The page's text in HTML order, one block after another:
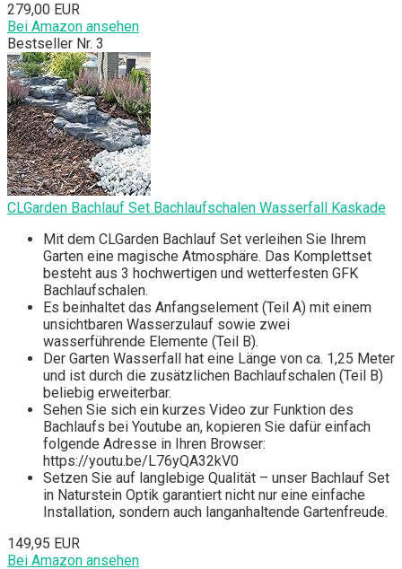
279,00 EUR
Bei Amazon ansehen
Bestseller Nr. 3
CLGarden Bachlauf Set Bachlaufschalen Wasserfall Kaskade
Mit dem CLGarden Bachlauf Set verleihen Sie Ihrem
Garten eine magische Atmosphäre. Das Komplettset
besteht aus 3 hochwertigen und wetterfesten GFK
Bachlaufschalen.
Es beinhaltet das Anfangselement (Teil A) mit einem
unsichtbaren Wasserzulauf sowie zwei
wasserführende Elemente (Teil B).
Der Garten Wasserfall hat eine Länge von ca. 1,25 Meter
und ist durch die zusätzlichen Bachlaufschalen (Teil B)
beliebig erweiterbar.
Sehen Sie sich ein kurzes Video zur Funktion des
Bachlaufs bei Youtube an, kopieren Sie dafür einfach
folgende Adresse in Ihren Browser:
https://youtu.be/L76yQA32kV0
Setzen Sie auf langlebige Qualität – unser Bachlauf Set
in Naturstein Optik garantiert nicht nur eine einfache
Installation, sondern auch langanhaltende Gartenfreude.
149,95 EUR
Bei Amazon ansehen